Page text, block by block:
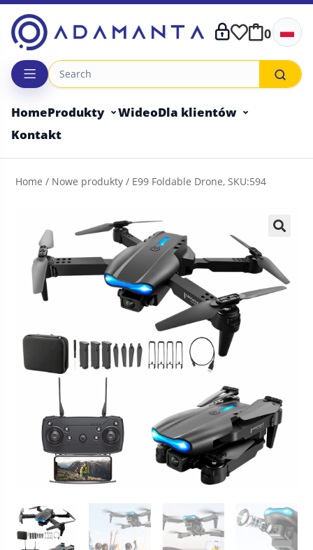
Skip
content
0
HomeProdukty WideoDla klientów
Kontakt
Home / Nowe produkty / E99 Foldable Drone, SKU:594